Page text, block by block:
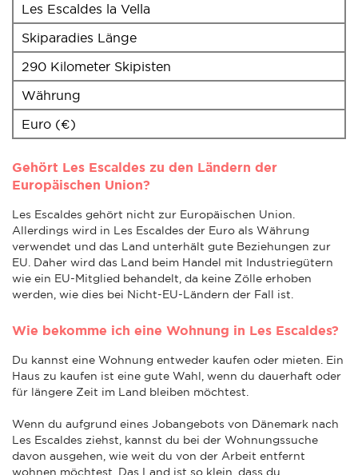
Les Escaldes la Vella
Skiparadies Länge
290 Kilometer Skipisten
Währung
Euro (€)
Gehört Les Escaldes zu den Ländern der
Europäischen Union?
Les Escaldes gehört nicht zur Europäischen Union.
Allerdings wird in Les Escaldes der Euro als Währung
verwendet und das Land unterhält gute Beziehungen zur
EU. Daher wird das Land beim Handel mit Industriegütern
wie ein EU-Mitglied behandelt, da keine Zölle erhoben
werden, wie dies bei Nicht-EU-Ländern der Fall ist.
Wie bekomme ich eine Wohnung in Les Escaldes?
Du kannst eine Wohnung entweder kaufen oder mieten. Ein
Haus zu kaufen ist eine gute Wahl, wenn du dauerhaft oder
für längere Zeit im Land bleiben möchtest.
Wenn du aufgrund eines Jobangebots von Dänemark nach
Les Escaldes ziehst, kannst du bei der Wohnungssuche
davon ausgehen, wie weit du von der Arbeit entfernt
wohnen möchtest. Das Land ist so klein, dass du